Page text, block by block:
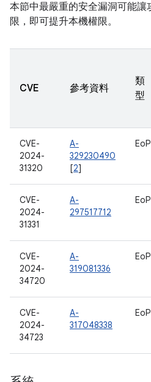
本節中最嚴重的安全漏洞可能
限，即可提升本機權限。
CVE 參考資料
類
型
CVE-
2024-
31320
A-
329230490
[2]
EoP
CVE-
2024-
31331
A-
297517712
EoP
CVE-
2024-
34720
A-
319081336
EoP
CVE-
2024-
34723
A-
317048338
EoP